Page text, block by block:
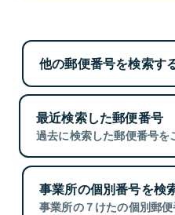
他の郵便番号を検索す
最近検索した郵便番号
過去に検索した郵便番号を
事業所の個別番号を検
事業所の７けたの個別郵便